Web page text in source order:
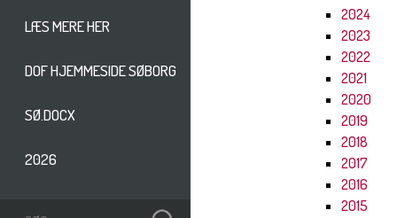
LÆS MERE HER
DOF HJEMMESIDE SØBORG
SØ.DOCX
2026
2024
2023
2022
2021
2020
2019
2018
2017
2016
2015